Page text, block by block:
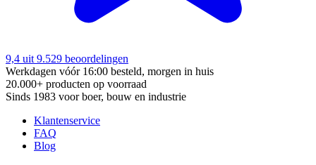
9,4 uit 9.529 beoordelingen
Werkdagen vóór 16:00 besteld, morgen in huis
20.000+ producten op voorraad
Sinds 1983 voor boer, bouw en industrie
Klantenservice
FAQ
Blog